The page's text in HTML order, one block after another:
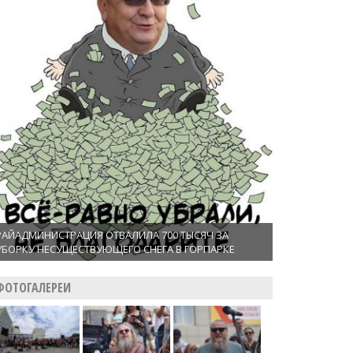
ОТВАЛИЛА 700 ТЫСЯЧ ЗА
НЕСУЩЕСТВУЮЩЕГО СНЕГА В ГОРПАРКЕ